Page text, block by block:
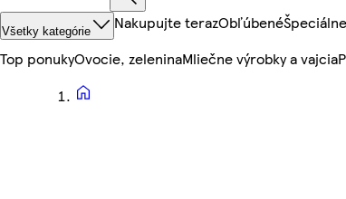
Všetky kategórie Nakupujte terazObľúbené
Top ponukyOvocie, zeleninaMliečne výrobky a vajcia